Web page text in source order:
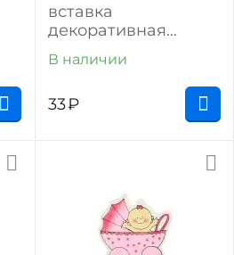
вставка
декоративная
"мишка на лошадке"
(1 шт) (голубой)
В наличии
33₽